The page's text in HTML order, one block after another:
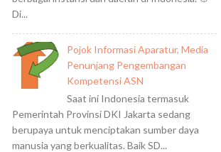
Di...
Pojok Informasi Aparatur, Media
Penunjang Pengembangan
Kompetensi ASN
Saat ini Indonesia termasuk
Pemerintah Provinsi DKI Jakarta sedang
berupaya untuk menciptakan sumber daya
manusia yang berkualitas. Baik SD...